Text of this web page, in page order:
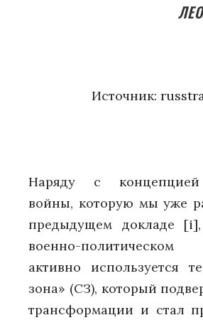
Источник:
Наряду с
войны, которую мы уже
предыдущем докладе [i]
военно-политическом
активно используется
зона» (CЗ), который
трансформации и стал